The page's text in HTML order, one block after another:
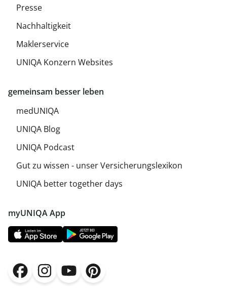
myUNIQA App
gemeinsam besser leben
medUNIQA
UNIQA Blog
UNIQA Podcast
Gut zu wissen - unser Versicherungslexikon
UNIQA better together days
Presse
Nachhaltigkeit
Maklerservice
UNIQA Konzern Websites